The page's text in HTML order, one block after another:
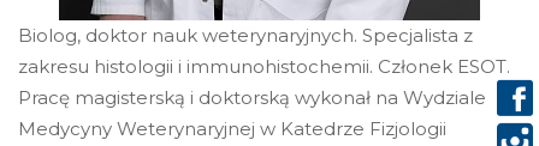
Biolog, doktor nauk weterynaryjnych. Specjalista z
zakresu histologii i immunohistochemii. Członek ESOT.
Pracę magisterską i doktorską wykonał na Wydziale
Medycyny Weterynaryjnej w Katedrze Fizjologii